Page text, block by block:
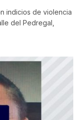
indicios de violencia
del Pedregal,